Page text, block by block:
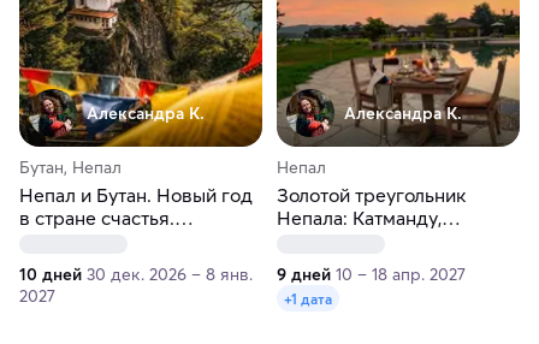
Александра К.
Бутан, Непал
Непал и Бутан. Новый год
в стране счастья.
10 дней 30 дек. 2026 – 8 янв.
2027
Александра К.
Непал
Золотой треугольник
Непала: Катманду,
отели 5*
9 дней 10 – 18 апр. 2027
+1 дата